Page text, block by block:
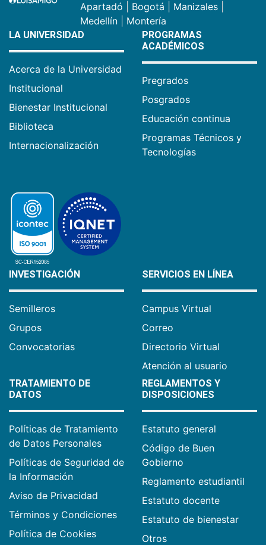
Apartadó Bogotá Manizales
Medellín
Montería
LA UNIVERSIDAD
Acerca de la Universidad
Institucional
Bienestar Institucional
Biblioteca
Internacionalización
PROGRAMAS
ACADÉMICOS
Pregrados
Posgrados
Educación continua
Programas Técnicos y
Tecnologías
INVESTIGACIÓN
Semilleros
Grupos
Convocatorias
SERVICIOS EN LÍNEA
Campus Virtual
Correo
Directorio Virtual
Atención al usuario
TRATAMIENTO DE
DATOS
Políticas de Tratamiento
de Datos Personales
Políticas de Seguridad de
la Información
Aviso de Privacidad
Términos y Condiciones
Política de Cookies
REGLAMENTOS Y
DISPOSICIONES
Estatuto general
Código de Buen
Gobierno
Reglamento estudiantil
Estatuto docente
Estatuto de bienestar
Otros